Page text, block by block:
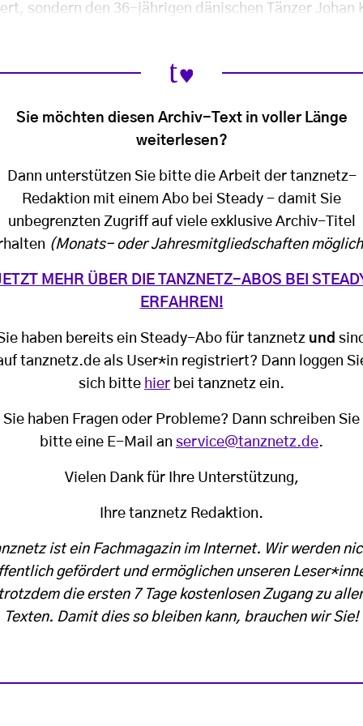
sondern den 36-jährigen dänischen Tänzer Johan
Sie möchten diesen Archiv-Text in voller Länge
weiterlesen?
Dann unterstützen Sie bitte die Arbeit der tanznetz-
Redaktion mit einem Abo bei Steady - damit Sie
unbegrenzten Zugriff auf viele exklusive Archiv-Titel
(Monats- oder Jahresmitgliedschaften
MEHR ÜBER DIE TANZNETZ-ABOS BEI
ERFAHREN!
haben bereits ein Steady-Abo für tanznetz und
tanznetz.de als User*in registriert? Dann loggen
sich bitte hier bei tanznetz ein.
Sie haben Fragen oder Probleme? Dann schreiben Sie
bitte eine E-Mail an service@tanznetz.de.
Vielen Dank für Ihre Unterstützung,
Ihre tanznetz Redaktion.
ist ein Fachmagazin im Internet. Wir werden
gefördert und ermöglichen unseren
die ersten 7 Tage kostenlosen Zugang zu
Texten. Damit dies so bleiben kann, brauchen wir Sie!